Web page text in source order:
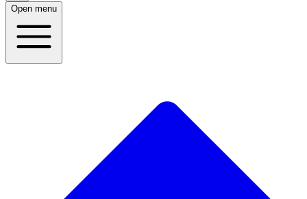
Open menu